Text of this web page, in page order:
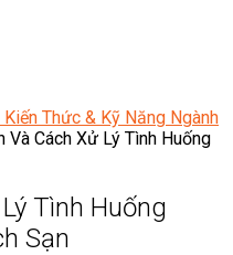
Thức & Kỹ Năng Ngành
Và Cách Xử Lý Tình Huống
Tình Huống
Sạn